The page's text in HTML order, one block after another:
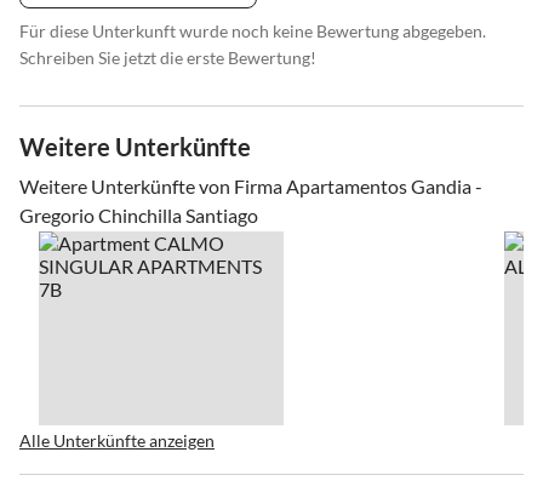
Für diese Unterkunft wurde noch keine Bewertung abgegeben.
Schreiben Sie jetzt die erste Bewertung!
Weitere Unterkünfte
Weitere Unterkünfte von Firma Apartamentos Gandia -
Gregorio Chinchilla Santiago
Alle Unterkünfte anzeigen